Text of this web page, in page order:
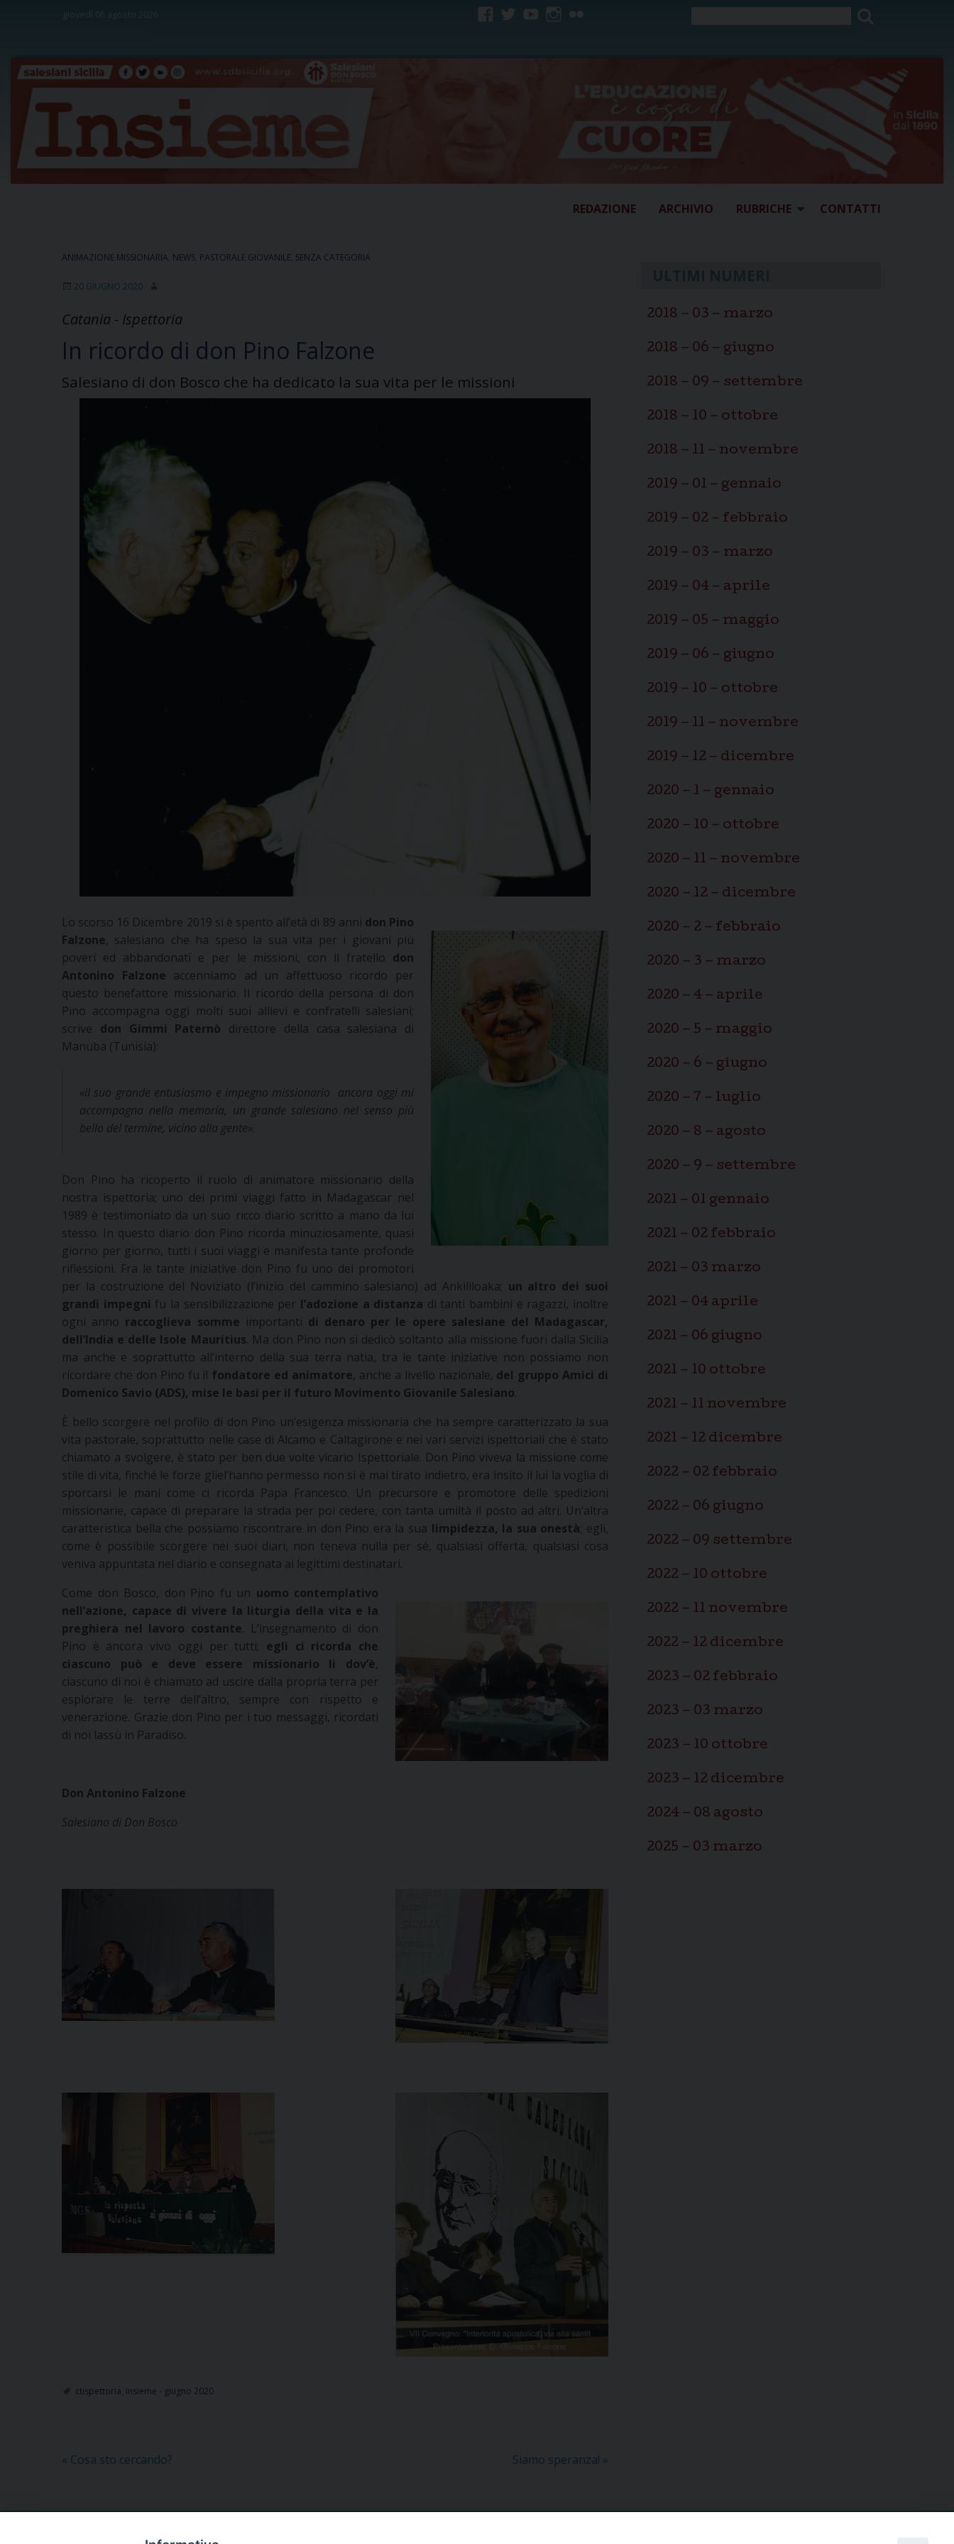
giovedì 06 agosto 2026
REDAZIONE ARCHIVIO RUBRICHE CONTATTI
ANIMAZIONE MISSIONARIA NEWS PASTORALE GIOVANILE SENZA CATEGORIA
20 GIUGNO 2020
Catania - Ispettoria
In ricordo di don Pino Falzone
Salesiano di don Bosco che ha dedicato la sua vita per le missioni
Lo scorso 16 Dicembre 2019 si è spento all’età di 89 anni don Pino
Falzone, salesiano che ha speso la sua vita per i giovani più
poveri ed abbandonati e per le missioni, con il fratello don
Antonino Falzone accenniamo ad un affettuoso ricordo per
questo benefattore missionario. Il ricordo della persona di don
Pino accompagna oggi molti suoi allievi e confratelli salesiani;
scrive don Gimmi Paternò direttore della casa salesiana di
Manuba (Tunisia):
«il suo grande entusiasmo e impegno missionario ancora oggi mi
accompagna nella memoria, un grande salesiano nel senso più
bello del termine, vicino alla gente».
Don Pino ha ricoperto il ruolo di animatore missionario della
nostra ispettoria; uno dei primi viaggi fatto in Madagascar nel
1989 è testimoniato da un suo ricco diario scritto a mano da lui
stesso. In questo diario don Pino ricorda minuziosamente, quasi
giorno per giorno, tutti i suoi viaggi e manifesta tante profonde
riflessioni. Fra le tante iniziative don Pino fu uno dei promotori
per la costruzione del Noviziato (l’inizio del cammino salesiano) ad Ankililoaka; un altro dei suoi
grandi impegni fu la sensibilizzazione per l’adozione a distanza di tanti bambini e ragazzi, inoltre
ogni anno raccoglieva somme importanti di denaro per le opere salesiane del Madagascar,
dell’India e delle Isole Mauritius. Ma don Pino non si dedicò soltanto alla missione fuori dalla Sicilia
ma anche e soprattutto all’interno della sua terra natia, tra le tante iniziative non possiamo non
ricordare che don Pino fu il fondatore ed animatore, anche a livello nazionale, del gruppo Amici di
Domenico Savio (ADS), mise le basi per il futuro Movimento Giovanile Salesiano.
È bello scorgere nel profilo di don Pino un’esigenza missionaria che ha sempre caratterizzato la sua
vita pastorale, soprattutto nelle case di Alcamo e Caltagirone e nei vari servizi ispettoriali che è stato
chiamato a svolgere, è stato per ben due volte vicario Ispettoriale. Don Pino viveva la missione come
stile di vita, finché le forze gliel’hanno permesso non si è mai tirato indietro, era insito il lui la voglia di
sporcarsi le mani come ci ricorda Papa Francesco. Un precursore e promotore delle spedizioni
missionarie, capace di preparare la strada per poi cedere, con tanta umiltà il posto ad altri. Un’altra
caratteristica bella che possiamo riscontrare in don Pino era la sua limpidezza, la sua onestà; egli,
come è possibile scorgere nei suoi diari, non teneva nulla per sé, qualsiasi offerta, qualsiasi cosa
veniva appuntata nel diario e consegnata ai legittimi destinatari.
Come don Bosco, don Pino fu un uomo contemplativo
nell’azione, capace di vivere la liturgia della vita e la
preghiera nel lavoro costante. L’insegnamento di don
Pino è ancora vivo oggi per tutti; egli ci ricorda che
ciascuno può e deve essere missionario li dov’è,
ciascuno di noi è chiamato ad uscire dalla propria terra per
esplorare le terre dell’altro, sempre con rispetto e
venerazione. Grazie don Pino per i tuo messaggi, ricordati
di noi lassù in Paradiso.
Don Antonino Falzone
Salesiano di Don Bosco
ctispettoria Insieme - giugno 2020
« Cosa sto cercando? Siamo speranza! »
2018 – 03 – marzo
2018 – 06 – giugno
2018 – 09 – settembre
2018 – 10 – ottobre
2018 – 11 – novembre
2019 – 01 – gennaio
2019 – 02 – febbraio
2019 – 03 – marzo
2019 – 04 – aprile
2019 – 05 – maggio
2019 – 06 – giugno
2019 – 10 – ottobre
2019 – 11 – novembre
2019 – 12 – dicembre
2020 – 1 – gennaio
2020 – 10 – ottobre
2020 – 11 – novembre
2020 – 12 – dicembre
2020 – 2 – febbraio
2020 – 3 – marzo
2020 – 4 – aprile
2020 – 5 – maggio
2020 – 6 – giugno
2020 – 7 – luglio
2020 – 8 – agosto
2020 – 9 – settembre
2021 – 01 gennaio
2021 – 02 febbraio
2021 – 03 marzo
2021 – 04 aprile
2021 – 06 giugno
2021 – 10 ottobre
2021 – 11 novembre
2021 – 12 dicembre
2022 – 02 febbraio
2022 – 06 giugno
2022 – 09 settembre
2022 – 10 ottobre
2022 – 11 novembre
2022 – 12 dicembre
2023 – 02 febbraio
2023 – 03 marzo
2023 – 10 ottobre
2023 – 12 dicembre
2024 – 08 agosto
2025 – 03 marzo